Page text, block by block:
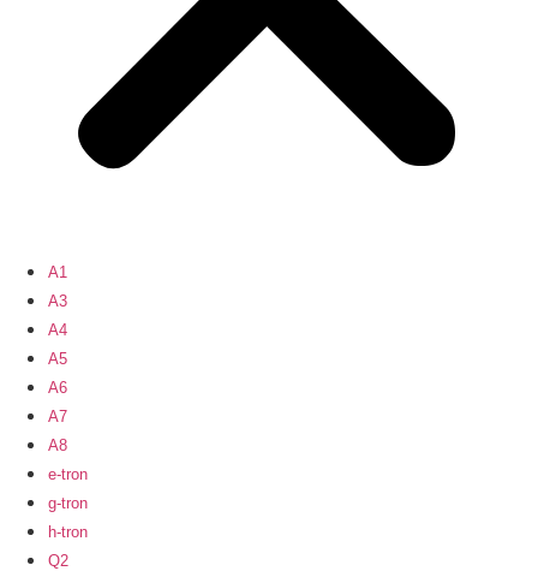
A1
A3
A4
A5
A6
A7
A8
e-tron
g-tron
h-tron
Q2